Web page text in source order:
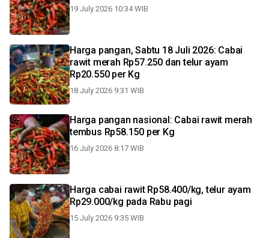
19 July 2026 10:34 WIB
Harga pangan, Sabtu 18 Juli 2026: Cabai
rawit merah Rp57.250 dan telur ayam
Rp20.550 per Kg
18 July 2026 9:31 WIB
Harga pangan nasional: Cabai rawit merah
tembus Rp58.150 per Kg
16 July 2026 8:17 WIB
Harga cabai rawit Rp58.400/kg, telur ayam
Rp29.000/kg pada Rabu pagi
15 July 2026 9:35 WIB